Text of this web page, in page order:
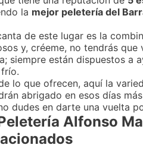
la mejor peletería del
de este lugar es la
y, créeme, no tendrás
siempre están dispuestos a
lo que ofrecen, aquí la
abrigado en esos días
dudes en darte una vuelta
Alfonso